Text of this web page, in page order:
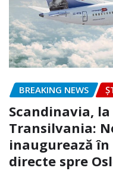
BREAKING NEWS
Scandinavia,
Transilvania:
inaugurează
directe spre